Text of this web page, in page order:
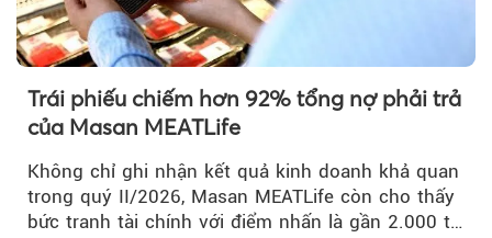
Trái phiếu chiếm hơn 92% tổng nợ phải trả
của Masan MEATLife
Không chỉ ghi nhận kết quả kinh doanh khả quan
trong quý II/2026, Masan MEATLife còn cho thấy
bức tranh tài chính với điểm nhấn là gần 2.000 tỷ